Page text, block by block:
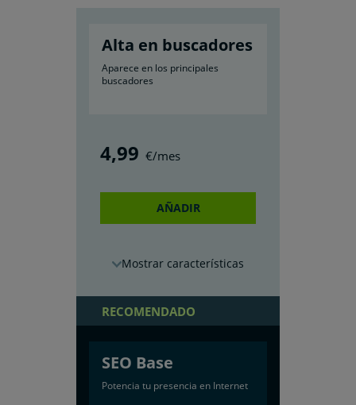
Alta en buscadores
Aparece en los principales
buscadores
4,99 €/mes
AÑADIR
características
RECOMENDADO
SEO Base
Potencia tu presencia en Internet